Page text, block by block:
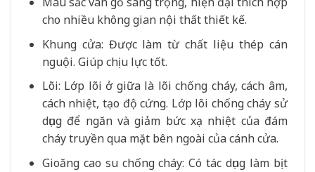
cho nhiều không gian nội thất thiết kế.
Khung cửa: Được làm từ chất liệu thép cán
nguội. Giúp chịu lực tốt.
Lõi: Lớp lõi ở giữa là lõi chống cháy, cách âm,
cách nhiệt, tạo độ cứng. Lớp lõi chống cháy sử
dụng để ngăn và giảm bức xạ nhiệt của đám
cháy truyền qua mặt bên ngoài của cánh cửa.
Gioăng cao su chống cháy: Có tác dụng làm bịt